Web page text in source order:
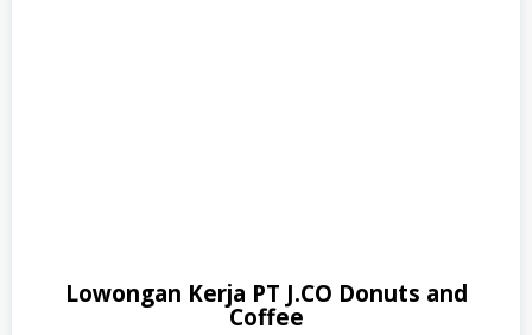
Lowongan Kerja PT J.CO Donuts and
Coffee